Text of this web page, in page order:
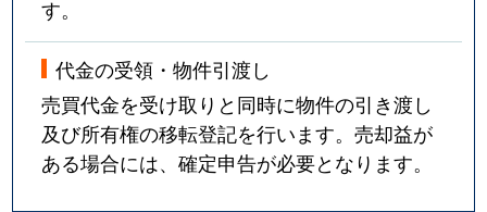
す。
代金の受領・物件引渡し
売買代金を受け取りと同時に物件の引き渡し
及び所有権の移転登記を行います。売却益が
ある場合には、確定申告が必要となります。